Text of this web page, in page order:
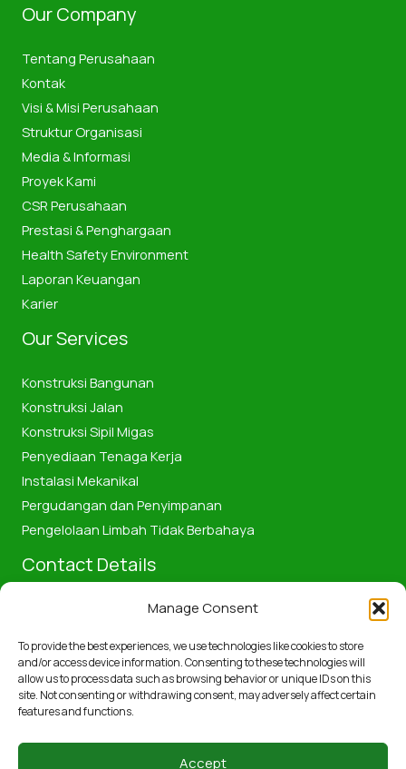
Manage Consent
To provide the best experiences, we use technologies like cookies to store
and/or access device information. Consenting to these technologies will
allow us to process data such as browsing behavior or unique IDs on this
site. Not consenting or withdrawing consent, may adversely affect certain
features and functions.
Accept
Our Company
Tentang Perusahaan
Kontak
Visi & Misi Perusahaan
Struktur Organisasi
Media & Informasi
Proyek Kami
CSR Perusahaan
Prestasi & Penghargaan
Health Safety Environment
Laporan Keuangan
Karier
Our Services
Konstruksi Bangunan
Konstruksi Jalan
Konstruksi Sipil Migas
Penyediaan Tenaga Kerja
Instalasi Mekanikal
Pergudangan dan Penyimpanan
Pengelolaan Limbah Tidak Berbahaya
Contact Details
Jalan Pattimura No.58, Kota Dumai, Provinsi Riau, Indonesia
+6285361188211
pembangunandumaibumd@gmail.com